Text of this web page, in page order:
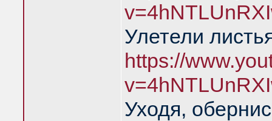
Улетели
https://
Уходя,